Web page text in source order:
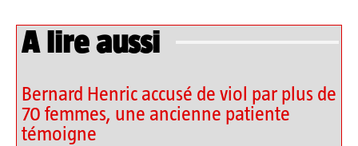
A lire aussi
Bernard Henric accusé de viol par plus de
70 femmes, une ancienne patiente
témoigne